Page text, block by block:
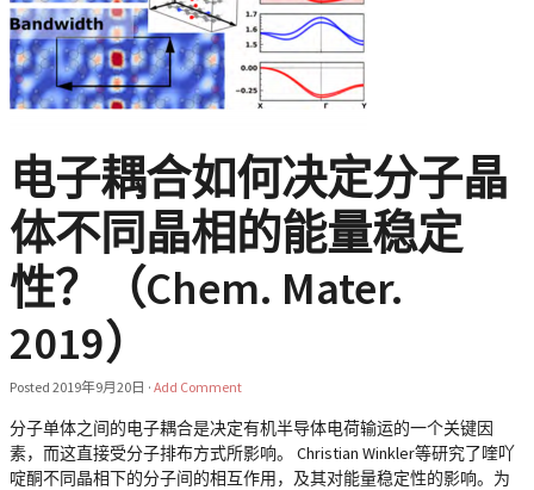
电子耦合如何决定分子晶
体不同晶相的能量稳定
性？（Chem. Mater.
2019）
Posted 2019年9月20日 · Add Comment
分子单体之间的电子耦合是决定有机半导体电荷输运的一个关键因
素，而这直接受分子排布方式所影响。 Christian Winkler等研究了喹吖
啶酮不同晶相下的分子间的相互作用，及其对能量稳定性的影响。为